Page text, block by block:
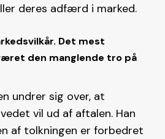
deres adfærd i marked.
Det mest
den manglende tro på
undrer sig over, at
vil ud af aftalen. Han
af tolkningen er forbedret